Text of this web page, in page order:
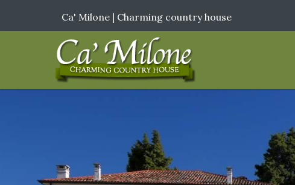
Ca' Milone | Charming country house